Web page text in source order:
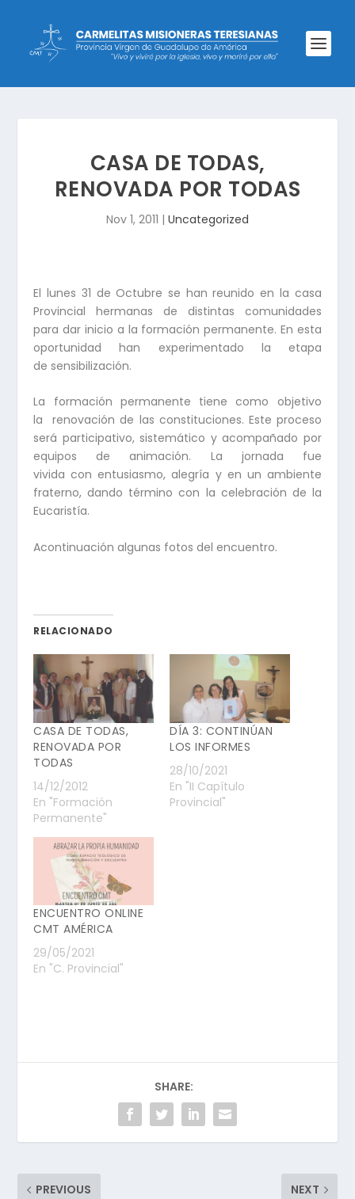
CASA DE TODAS,
RENOVADA POR TODAS
Nov 1, 2011 | Uncategorized
El lunes 31 de Octubre se han reunido en la casa
Provincial hermanas de distintas comunidades
para dar inicio a la formación permanente. En esta
oportunidad han experimentado la etapa
de sensibilización.
La formación permanente tiene como objetivo
la renovación de las constituciones. Este proceso
será participativo, sistemático y acompañado por
equipos de animación. La jornada fue
vivida con entusiasmo, alegría y en un ambiente
fraterno, dando término con la celebración de la
Eucaristía.
Acontinuación algunas fotos del encuentro.
RELACIONADO
CASA DE TODAS,
RENOVADA POR
TODAS
14/12/2012
En "Formación
Permanente"
DÍA 3: CONTINÚAN
LOS INFORMES
28/10/2021
En "II Capítulo
Provincial"
ENCUENTRO ONLINE
CMT AMÉRICA
29/05/2021
En "C. Provincial"
SHARE:
PREVIOUS NEXT